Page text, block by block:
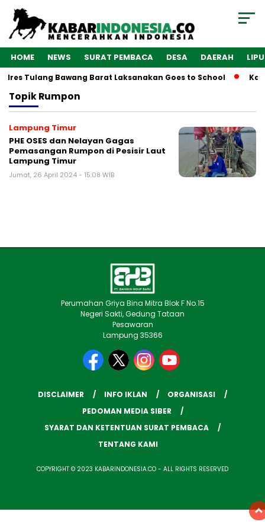
HOME NEWS SURAT PEMBACA DESA DAERAH
Tulang Bawang Barat Laksanakan Goes to School
TopikRumpon
Lampung Timur
PHE OSES dan Nelayan Gagas
Pemasangan Rumpon di Pesisir Laut
Lampung Timur
Jumat, 26 April 2024 - 15:08 WIB
Perumahan Griya Bina Mitra Blok F No.15
Negeri Sakti, Gedung Tataan
Pesawaran
Lampung 35366
DISCLAIMER INFO IKLAN
ORGANISASI
PEDOMAN MEDIA SIBER
SYARAT DAN KETENTUAN SURAT PEMBACA
TENTANG KAMI
COPYRIGHT © 2023 KABARINDONESIA.CO - ALL RIGHTS RESERVED